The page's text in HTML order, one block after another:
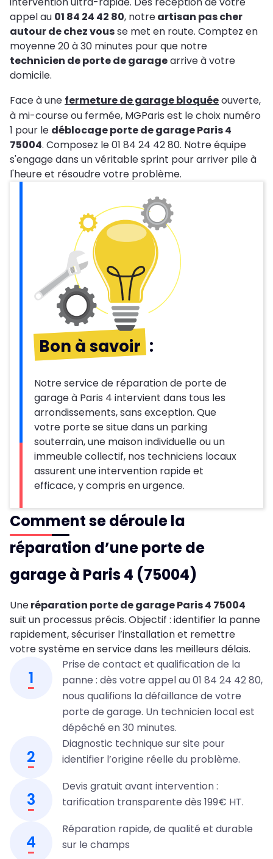
appel au 01 84 24 42 80, notreartisan pas cher
autour de chez vousse met en route. Comptez en
moyenne 20 à 30 minutes pour que notre
technicien de porte de garagearrive à votre
domicile.
Face à une fermeture de garage bloquéeouverte,
à mi-course ou fermée, MGParis est le choix numéro
1 pour le déblocage porte de garage Paris 4
75004. Composez le 01 84 24 42 80. Notre équipe
s'engage dans un véritable sprint pour arriver pile à
l'heure et résoudre votre problème.
Bon à savoir :
Notre service de réparation de porte de
garage à Paris 4 intervient dans tous les
arrondissements, sans exception. Que
votre porte se situe dans un parking
souterrain, une maison individuelle ou un
immeuble collectif, nos techniciens locaux
assurent une intervention rapide et
efficace, y compris en urgence.
Comment se déroule la
réparation d’une porte de
garage à Paris 4 (75004)
Uneréparation porte de garage Paris 4 75004
suit un processus précis. Objectif : identifier la panne
rapidement, sécuriser l’installation et remettre
votre système en service dans les meilleurs délais.
1
Prise de contact et qualification de la
panne : dès votre appel au 01 84 24 42 80,
nous qualifions la défaillance de votre
porte de garage. Un technicien local est
dépêché en 30 minutes.
2
Diagnostic technique sur site pour
identifier l’origine réelle du problème.
3
Devis gratuit avant intervention :
tarification transparente dès 199€ HT.
4
Réparation rapide, de qualité et durable
sur le champs